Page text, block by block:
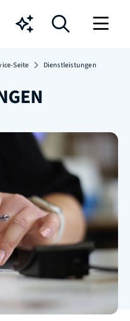
Chatbot
Seite Dienstleistungen